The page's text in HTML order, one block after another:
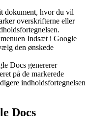
dokument, hvor du vil
overskrifterne eller
Indsæt i Google
den ønskede
Docs genererer
på de markerede
indholdsfortegnelsen
Docs